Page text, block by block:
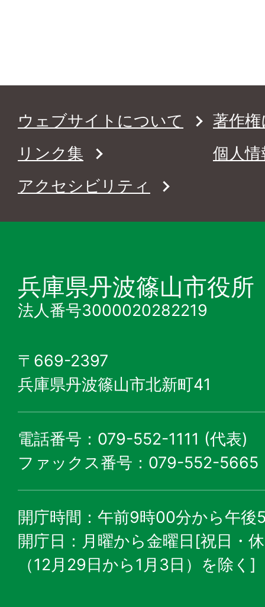
ウェブサイトについて
著作
リンク集
個人
アクセシビリティ
兵庫県丹波篠山市役所
法人番号3000020282219
〒669-2397
兵庫県丹波篠山市北新町41
電話番号：079-552-1111 (代表)
ファックス番号：079-552-5665
開庁時間：午前9時00分から午後
開庁日：月曜から金曜日[祝日・
（12月29日から1月3日）を除く]